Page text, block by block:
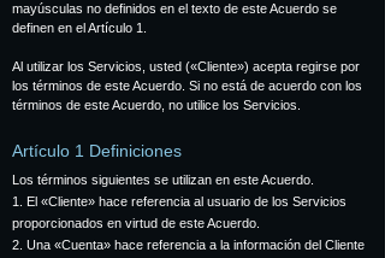
mayúsculas no definidos en el texto de este Acuerdo se
definen en el Artículo 1.
Al utilizar los Servicios, usted («Cliente») acepta regirse por
los términos de este Acuerdo. Si no está de acuerdo con los
términos de este Acuerdo, no utilice los Servicios.
Artículo 1 Definiciones
Los términos siguientes se utilizan en este Acuerdo.
1. El «Cliente» hace referencia al usuario de los Servicios
proporcionados en virtud de este Acuerdo.
2. Una «Cuenta» hace referencia a la información del Cliente